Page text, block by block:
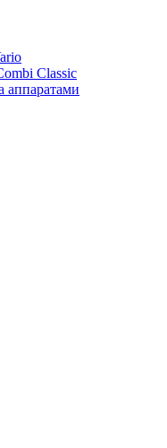
Classic
аппаратами